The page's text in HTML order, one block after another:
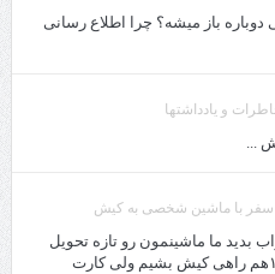
باز میشه؟ چرا اطلاع رسانی
و یادداشتها
...
سفر با ماشین شخصی به کیش
بدید ما ماشینمون رو تازه تحویل
گرفتیم تصمیم داریم ۱۸هم راهی کیش بشیم ولی کارت